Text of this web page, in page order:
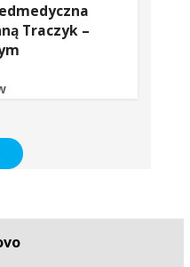
Traczyk –